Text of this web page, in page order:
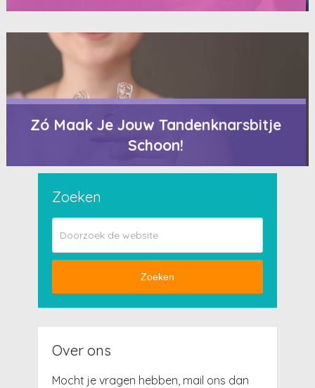
Zó Maak Je Jouw Tandenknarsbitje
Schoon!
Zoeken
Zoeken
Over ons
Mocht je vragen hebben, mail ons dan